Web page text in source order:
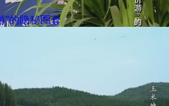
”的隐秘圈套